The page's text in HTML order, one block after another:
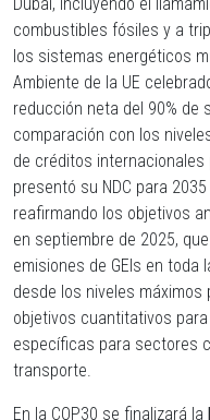
combustibles fósiles y a
los sistemas energéticos
Ambiente de la UE
reducción neta del 90% de
comparación con los
de créditos
presentó su NDC para
reafirmando los objetivos
en septiembre de 2025,
emisiones de GEIs en toda
desde los niveles máximos
objetivos cuantitativos para
específicas para sectores
transporte.
En la COP30 se finalizará la